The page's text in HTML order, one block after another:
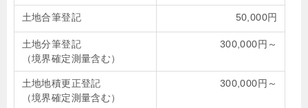
土地合筆登記 50,000円
土地分筆登記
（境界確定測量含む）
300,000円～
土地地積更正登記
（境界確定測量含む）
300,000円～